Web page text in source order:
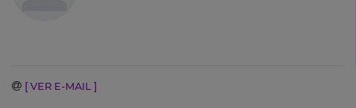
[ VER E-MAIL ]